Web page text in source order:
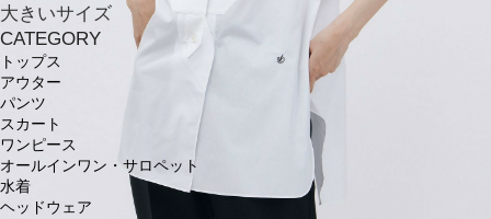
大きいサイズ
CATEGORY
トップス
アウター
パンツ
スカート
ワンピース
オールインワン・サロペット
水着
ヘッドウェア